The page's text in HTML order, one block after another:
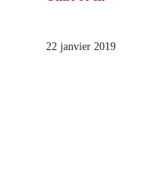
22 janvier 2019